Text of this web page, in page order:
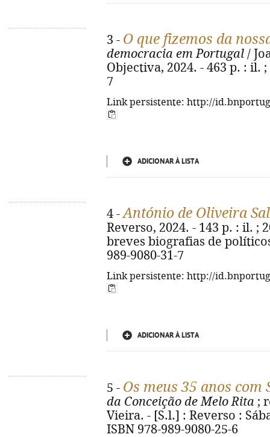
3 - O que fizemos da
democracia em Portugal /
Objectiva, 2024. - 463 p. : il. ;
7
Link persistente: http://
ADICIONAR À LISTA
4 -António de Oliveira
Reverso, 2024. - 143 p. : il. ;
breves biografias de
989-9080-31-7
Link persistente: http://
ADICIONAR À LISTA
5 - Os meus 35 anos com
da Conceição de Melo Rita ;
Vieira. - [S.l.] : Reverso :
ISBN 978-989-9080-25-6